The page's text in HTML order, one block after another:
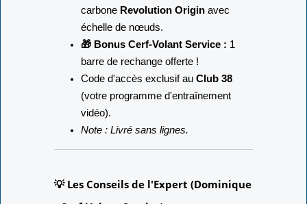
carbone Revolution Originavec
échelle de nœuds.
🎁 Bonus Cerf-Volant Service : 1
barre de rechange offerte !
Code d'accès exclusif au Club 38
(votre programme d'entraînement
vidéo).
Note : Livré sans lignes.
💡 Les Conseils de l'Expert (Dominique